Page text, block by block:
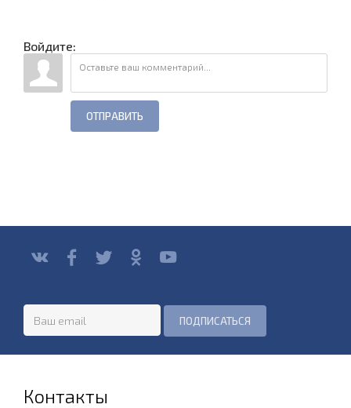
Войдите:
ОТПРАВИТЬ
Контакты